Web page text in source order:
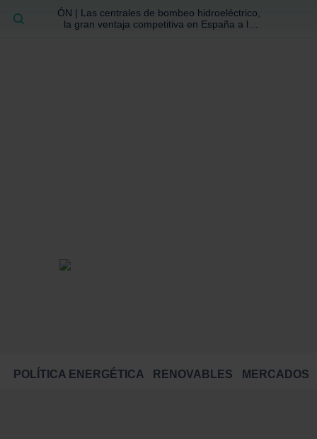
ÓN | Las centrales de bombeo hidroeléctrico,
la gran ventaja competitiva en España a la
POLÍTICA ENERGÉTICA RENOVABLES MERCADOS
BUSCAR